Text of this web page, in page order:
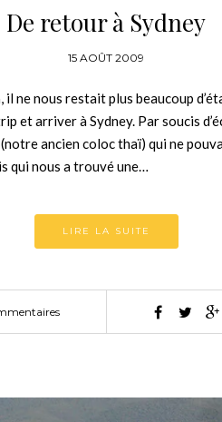
De retour à Sydney
15 AOÛT 2009
il ne nous restait plus beaucoup
et arriver à Sydney. Par soucis
ancien coloc thaï) qui ne
qui nous a trouvé une…
LIRE LA SUITE